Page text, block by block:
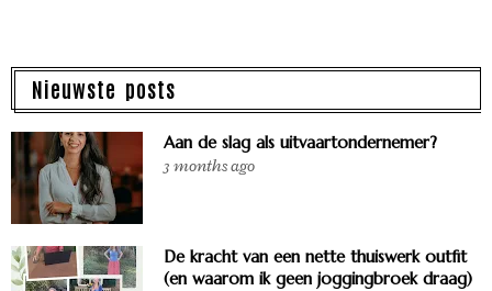
Nieuwste posts
Aan de slag als uitvaartondernemer?
3 months ago
De kracht van een nette thuiswerk outfit
(en waarom ik geen joggingbroek draag)